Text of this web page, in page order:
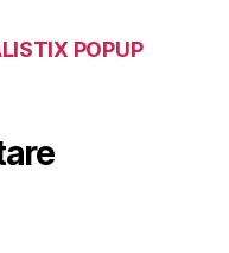
POPUP